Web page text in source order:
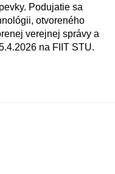
Podujatie sa
otvoreného
verejnej správy a
na FIIT STU.